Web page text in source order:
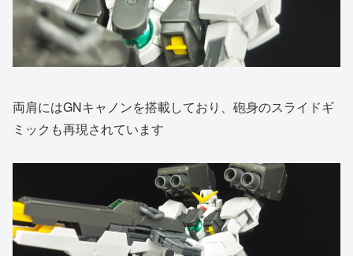
両肩にはGNキャノンを搭載しており、砲身のスライドギ
ミックも再現されています